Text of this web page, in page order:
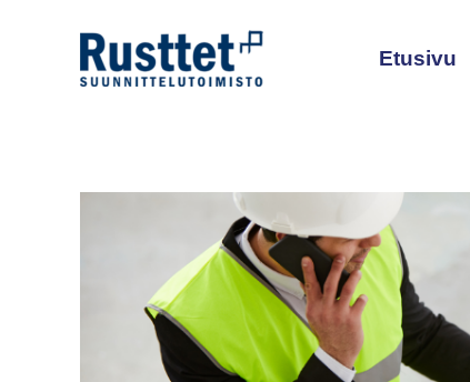
Etusivu